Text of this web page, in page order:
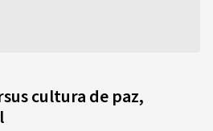
cultura de paz,